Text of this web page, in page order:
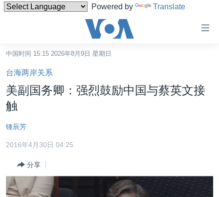
Powered by Translate
碍
链
接
跳
转
内
容
到
中国
最新国际新闻
印太
分类新闻
经济·金融·贸易
美中关系
中国时间 15:15 2026年8月9日 星期日
台海两岸关系
美副国务卿：强烈鼓励中国与蔡英文接
触
锺辰芳
2016年4月30日 04:25
分享